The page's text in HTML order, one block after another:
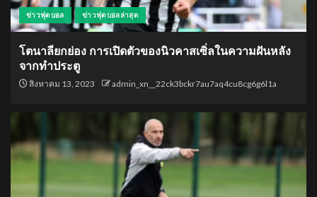
ข่าวฟุตบอล ข่าวฟุตบอลล่าสุด
โตนาลียกย่อง การเปิดตัวของนิวคาสเซิ่ลในความฝันหลัง
จากทำประตู
สิงหาคม 13, 2023 admin_xn__22ck3bckr7au7aq4cu8cg6g6l1a